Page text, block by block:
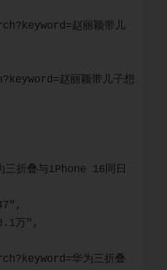
赵丽颖带儿
赵丽颖带儿子想
"98.1万",
华为三折叠